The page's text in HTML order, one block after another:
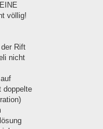
völlig!
Rift
nicht
doppelte